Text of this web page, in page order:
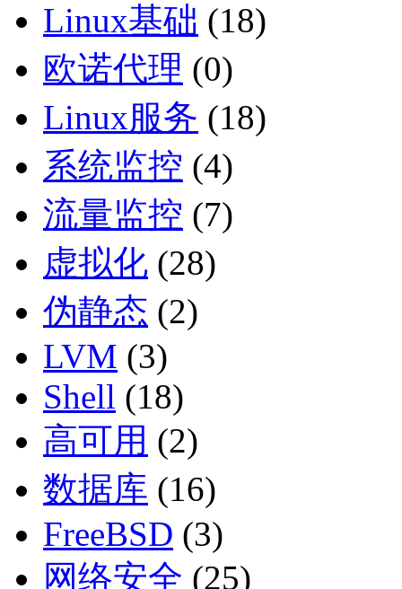
Linux基础 (18)
欧诺代理 (0)
Linux服务 (18)
系统监控 (4)
流量监控 (7)
虚拟化 (28)
伪静态 (2)
LVM (3)
Shell (18)
高可用 (2)
数据库 (16)
FreeBSD (3)
网络安全 (25)